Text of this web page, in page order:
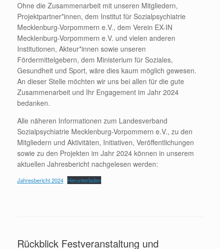
Ohne die Zusammenarbeit mit unseren Mitgliedern,
Projektpartner*innen, dem Institut für Sozialpsychiatrie
Mecklenburg-Vorpommern e.V., dem Verein EX-IN
Mecklenburg-Vorpommern e.V. und vielen anderen
Institutionen, Akteur*innen sowie unseren
Fördermittelgebern, dem Ministerium für Soziales,
Gesundheit und Sport, wäre dies kaum möglich gewesen.
An dieser Stelle möchten wir uns bei allen für die gute
Zusammenarbeit und Ihr Engagement im Jahr 2024
bedanken.
Alle näheren Informationen zum Landesverband
Sozialpsychiatrie Mecklenburg-Vorpommern e.V., zu den
Mitgliedern und Aktivitäten, Initiativen, Veröffentlichungen
sowie zu den Projekten im Jahr 2024 können in unserem
aktuellen Jahresbericht nachgelesen werden:
Jahresbericht 2024 Herunterladen
Rückblick Festveranstaltung und